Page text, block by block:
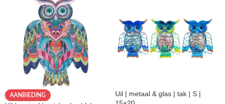
AANBIEDING
Uil | metaal & glas | tak | S |